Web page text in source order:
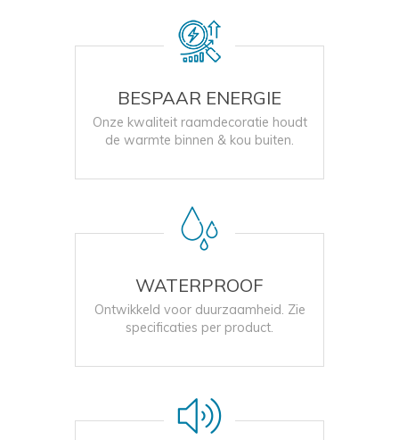
BESPAAR ENERGIE
Onze kwaliteit raamdecoratie houdt
de warmte binnen & kou buiten.
WATERPROOF
Ontwikkeld voor duurzaamheid. Zie
specificaties per product.